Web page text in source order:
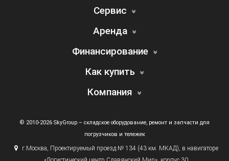
Сервис
Аренда
Финансирование
Как купить
Компания
© 2010-2026 SkyGroup – складское оборудование, ремонт и запчасти для
погрузчиков и тележек
г. Москва, Проектируемый проезд № 134 (43км. МКАД), в навигаторе